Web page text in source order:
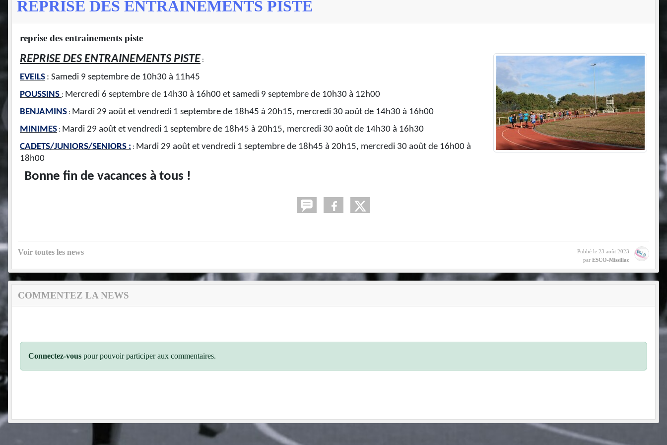
REPRISE DES ENTRAINEMENTS PISTE
reprise des entrainements piste
REPRISE DES ENTRAINEMENTS PISTE :
EVEILS : Samedi 9 septembre de 10h30 à 11h45
POUSSINS : Mercredi 6 septembre de 14h30 à 16h00 et samedi 9 septembre de 10h30 à 12h00
BENJAMINS : Mardi 29 août et vendredi 1 septembre de 18h45 à 20h15, mercredi 30 août de 14h30 à 16h00
MINIMES : Mardi 29 août et vendredi 1 septembre de 18h45 à 20h15, mercredi 30 août de 14h30 à 16h30
CADETS/JUNIORS/SENIORS : : Mardi 29 août et vendredi 1 septembre de 18h45 à 20h15, mercredi 30 août de 16h00 à
18h00
Bonne fin de vacances à tous !
Voir toutes les news Publié le 23 août 2023
par ESCO-Missillac
COMMENTEZ LA NEWS
Connectez-vous pour pouvoir participer aux commentaires.